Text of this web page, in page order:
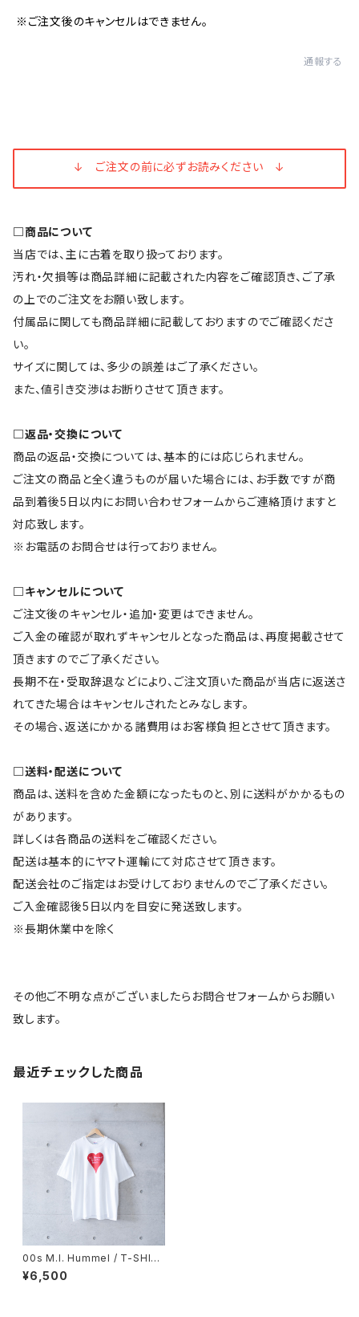
※ご注文後のキャンセルはできません。
通報する
↓ ご注文の前に必ずお読みください ↓
□商品について
当店では、主に古着を取り扱っております。
汚れ・欠損等は商品詳細に記載された内容をご確認頂き、ご了承
の上でのご注文をお願い致します。
付属品に関しても商品詳細に記載しておりますのでご確認くださ
い。
サイズに関しては、多少の誤差はご了承ください。
また、値引き交渉はお断りさせて頂きます。
□返品・交換について
商品の返品・交換については、基本的には応じられません。
ご注文の商品と全く違うものが届いた場合には、お手数ですが商
品到着後5日以内にお問い合わせフォームからご連絡頂けますと
対応致します。
※お電話のお問合せは行っておりません。
□キャンセルについて
ご注文後のキャンセル・追加・変更はできません。
ご入金の確認が取れずキャンセルとなった商品は、再度掲載させて
頂きますのでご了承ください。
長期不在・受取辞退などにより、ご注文頂いた商品が当店に返送さ
れてきた場合はキャンセルされたとみなします。
その場合、返送にかかる諸費用はお客様負担とさせて頂きます。
□送料・配送について
商品は、送料を含めた金額になったものと、別に送料がかかるもの
があります。
詳しくは各商品の送料をご確認ください。
配送は基本的にヤマト運輸にて対応させて頂きます。
配送会社のご指定はお受けしておりませんのでご了承ください。
ご入金確認後5日以内を目安に発送致します。
※長期休業中を除く
その他ご不明な点がございましたらお問合せフォームからお願い
致します。
最近チェックした商品
00s M.I. Hummel / T-SHIR
T (dead stock)
¥6,500